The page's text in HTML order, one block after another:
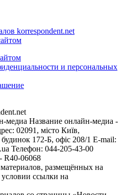
korrespondent.net
и персональных
медиа Название онлайн-медиа -
02091, місто Київ,
172-Б, офіс 208/1 E-mail:
Телефон: 044-205-43-00
R40-06068
размещённых на
условии ссылки на